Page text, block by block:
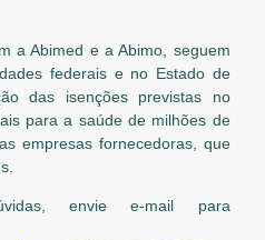
a Abimed e a Abimo, seguem
federais e no Estado de
das isenções previstas no
para a saúde de milhões de
empresas fornecedoras, que
envie e-mail para